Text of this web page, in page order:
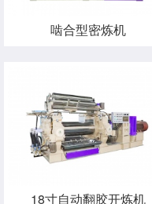
啮合型密炼机
18寸自动翻胶开炼机